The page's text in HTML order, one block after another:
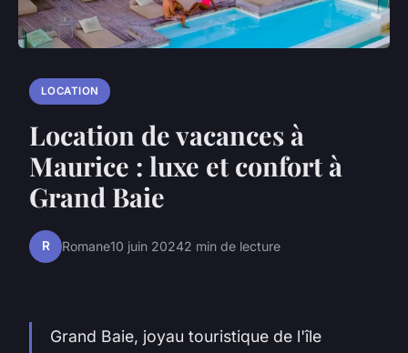
LOCATION
Location de vacances à
Maurice : luxe et confort à
Grand Baie
R Romane10 juin 20242 min de lecture
Grand Baie, joyau touristique de l'île